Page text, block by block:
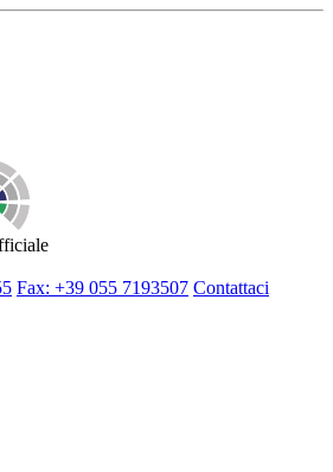
Fax: +39 055 7193507 Contattaci